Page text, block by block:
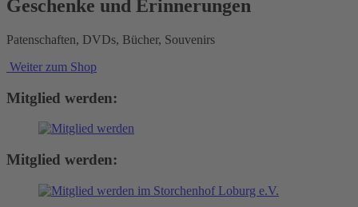
Geschenke und Erinnerungen
Patenschaften, DVDs, Bücher, Souvenirs
Weiter zum Shop
Mitglied werden:
Mitglied werden: